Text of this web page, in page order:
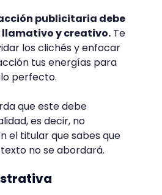
publicitaria debe
y creativo.Te
los clichés y enfocar
tus energías para
perfecto.
que este debe
es decir, no
el titular que sabes que
no se abordará.